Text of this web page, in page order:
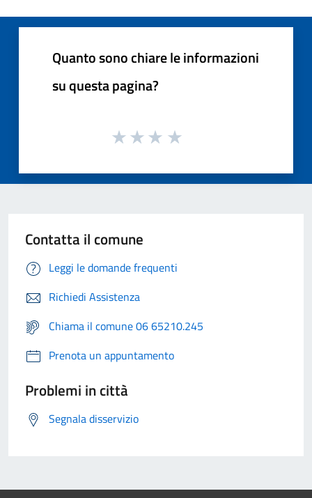
Quanto sono chiare le informazioni
su questa pagina?
Contatta il comune
Leggi le domande frequenti
Richiedi Assistenza
Chiama il comune 06 65210.245
Prenota un appuntamento
Problemi in città
Segnala disservizio